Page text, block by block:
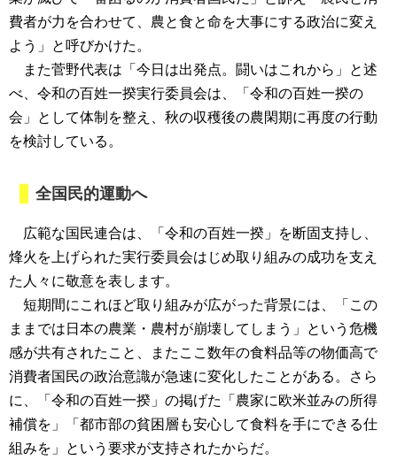
費者が力を合わせて、農と食と命を大事にする政治に変え
よう」と呼びかけた。
また菅野代表は「今日は出発点。闘いはこれから」と述
べ、令和の百姓一揆実行委員会は、「令和の百姓一揆の
会」として体制を整え、秋の収穫後の農閑期に再度の行動
を検討している。
全国民的運動へ
広範な国民連合は、「令和の百姓一揆」を断固支持し、
烽火を上げられた実行委員会はじめ取り組みの成功を支え
た人々に敬意を表します。
短期間にこれほど取り組みが広がった背景には、「この
ままでは日本の農業・農村が崩壊してしまう」という危機
感が共有されたこと、またここ数年の食料品等の物価高で
消費者国民の政治意識が急速に変化したことがある。さら
に、「令和の百姓一揆」の掲げた「農家に欧米並みの所得
補償を」「都市部の貧困層も安心して食料を手にできる仕
組みを」という要求が支持されたからだ。